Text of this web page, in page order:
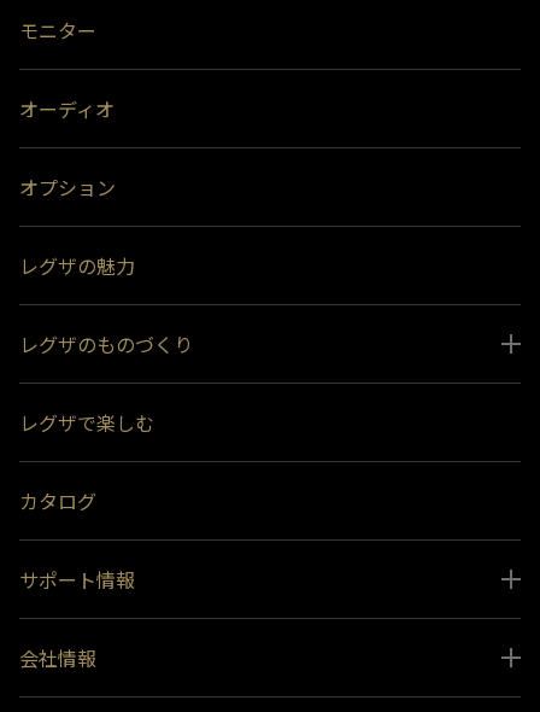
モニター
オーディオ
オプション
レグザの魅力
レグザのものづくり
スペシャルコンテンツ
受賞履歴
レグザで楽しむ
カタログ
サポート情報
取扱説明書ダウンロード
インフォメーション 一覧
会社情報
ニュース